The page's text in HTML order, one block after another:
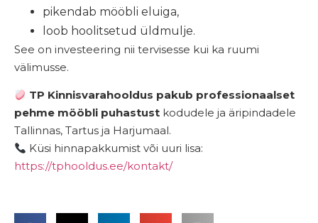
pikendab mööbli eluiga,
loob hoolitsetud üldmulje.
See on investeering nii tervisesse kui ka ruumi
välimusse.
TP Kinnisvarahooldus pakub professionaalset
pehme mööbli puhastust kodudele ja äripindadele
Tallinnas, Tartus ja Harjumaal.
Küsi hinnapakkumist või uuri lisa:
https://tphooldus.ee/kontakt/